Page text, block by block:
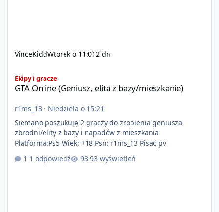
VinceKiddWtorek o 11:012 dn
Ekipy i gracze
GTA Online (Geniusz, elita z bazy/mieszkanie)
r1ms_13 · Niedziela o 15:21
Siemano poszukuję 2 graczy do zrobienia geniusza
zbrodni/elity z bazy i napadów z mieszkania
Platforma:Ps5 Wiek: +18 Psn: r1ms_13 Pisać pv
1 odpowiedź
93 wyświetleń